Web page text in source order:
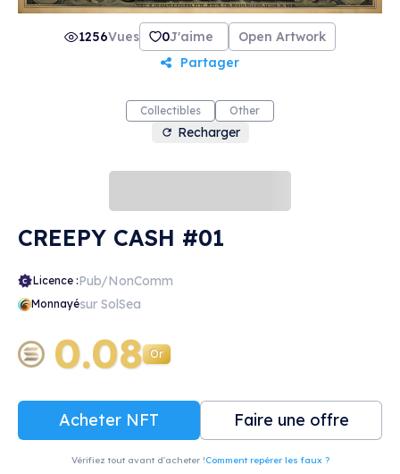
1256Vues 0J'aime
Open Artwork
Partager
Collectibles Other
Recharger
CREEPY CASH #01
Licence :Pub/NonComm
Monnayésur SolSea
0.08 Or
Acheter NFT Faire une offre
Vérifiez tout avant d'acheter !Comment repérer les faux ?